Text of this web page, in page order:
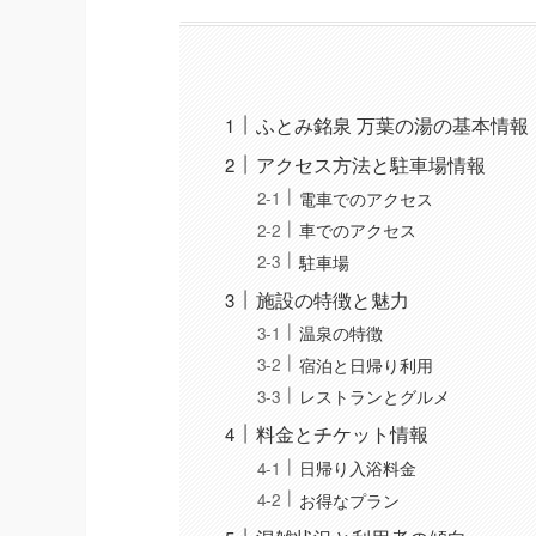
ふとみ銘泉 万葉の湯の基本情報
アクセス方法と駐車場情報
電車でのアクセス
車でのアクセス
駐車場
施設の特徴と魅力
温泉の特徴
宿泊と日帰り利用
レストランとグルメ
料金とチケット情報
日帰り入浴料金
お得なプラン